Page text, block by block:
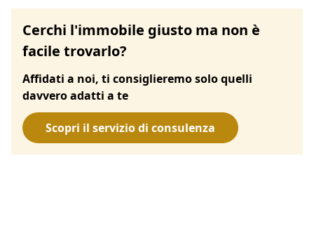
Cerchi l'immobile giusto ma non è
facile trovarlo?
Affidati a noi, ti consiglieremo solo quelli
davvero adatti a te
Scopri il servizio di consulenza